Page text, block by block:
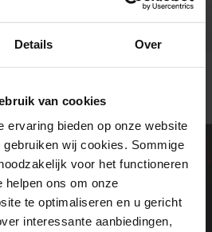
Details Over
van cookies
ervaring bieden op onze website
wij cookies. Sommige
voor het functioneren
helpen ons om onze
te optimaliseren en u gericht
interessante aanbiedingen,